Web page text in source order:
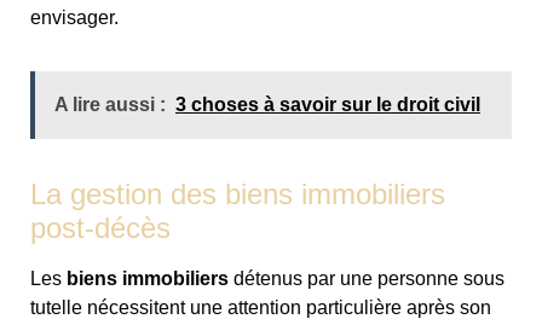
envisager.
A lire aussi : 3 choses à savoir sur le droit civil
La gestion des biens immobiliers
post-décès
Les biens immobiliers détenus par une personne sous
tutelle nécessitent une attention particulière après son